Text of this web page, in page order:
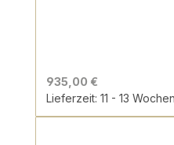
935,00 €
Lieferzeit: 11 - 13 Wochen